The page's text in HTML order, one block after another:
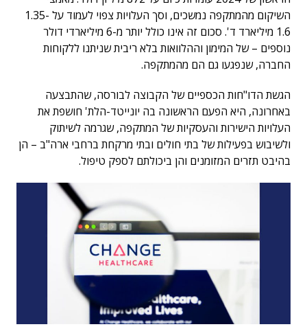
השיקום מהמתקפה נמשכים, וסך העלויות צפוי לעמוד על 1.35-
1.6 מיליארד ד'. סכום זה אינו כולל יותר מ-6 מיליארדי דולר
נוספים – של המימון וההלוואות בלא ריבית שניתנו ללקוחות
החברה, שנפגעו גם הם מהמתקפה.
הגשת הדו"חות הכספיים של הקבוצה לבורסה, שהתבצעה
באחרונה, היא הפעם הראשונה בה יונייטד-הלת' חושפת את
העלויות הישירות והעסקיות של המתקפה, שגרמה לשיתוק
ולשיבוש בפעילות של בתי חולים ובתי מרקחת ברחבי ארה"ב – הן
בהיבט תזרים המזומנים והן ביכולתם לספק טיפול.